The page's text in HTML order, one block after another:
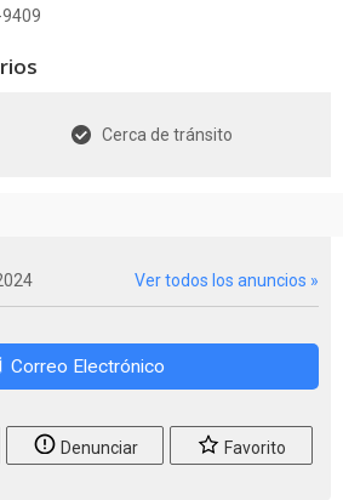
Cerca de tránsito
Ver todos los anuncios »
Correo Electrónico
Denunciar Favorito